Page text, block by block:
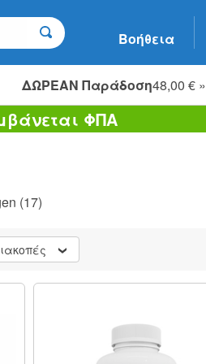
Βοήθεια
ΔΩΡΕΑΝ Παράδοση48,00 € »
ΦΠΑ
(17)